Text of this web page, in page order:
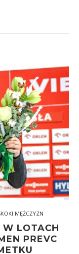
MĘŻCZYZN
LOTACH
PREVC